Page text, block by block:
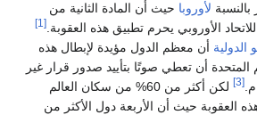
لأوروبا حيث أن المادة الثانية من
الأوروبي يحرم تطبيق هذه العقوبة.[1]
الدولية أن معظم الدول مؤيدة لإبطال هذه
المتحدة أن تعطي صوتًا بتأييد صدور قرار غير
[3]
لكن أكثر من 60% من سكان العالم
العقوبة حيث أن الأربعة دول الأكثر من